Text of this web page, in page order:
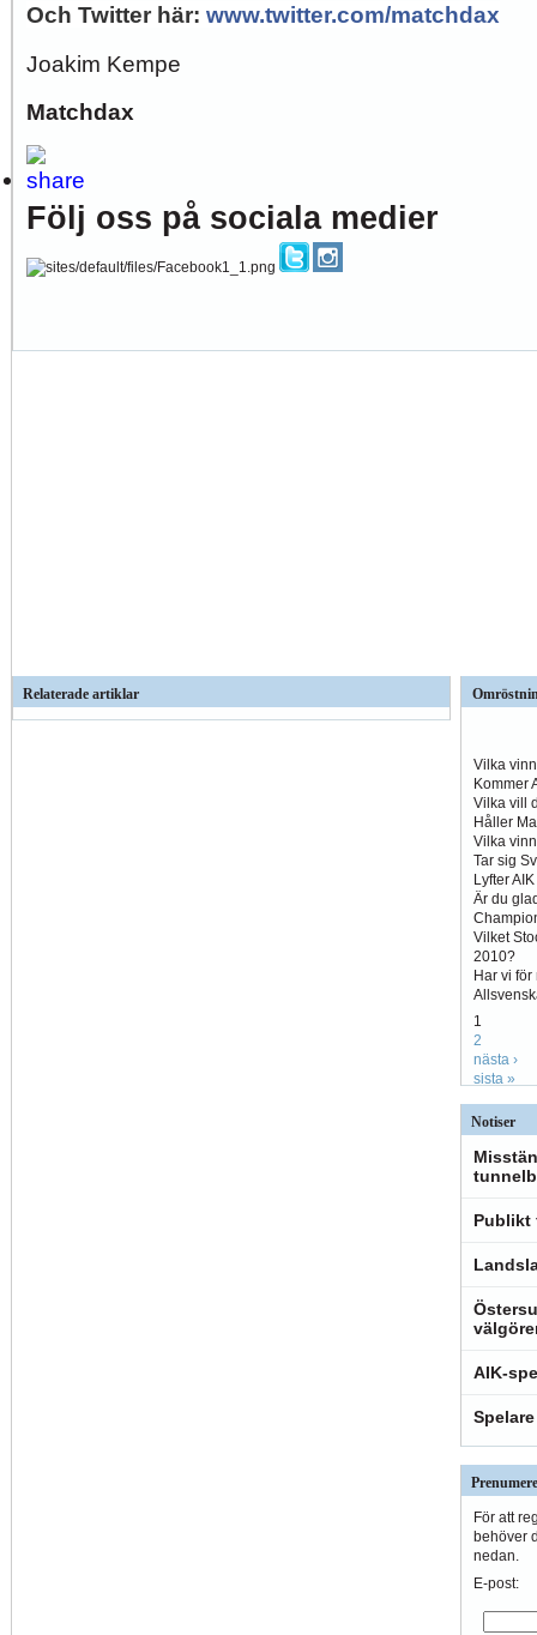
Och Twitter här: www.twitter.com/matchdax
Joakim Kempe
Matchdax
Följ oss på sociala medier
Relaterade artiklar
Vilka
Kommer
Vilka vill
Håller
Vilka
Tar sig
Lyfter
Är du
Vilket
2010?
Har vi
1
2
nästa ›
sista »
Notiser
Publikt
AIK-
För att
behöver
nedan.
E-post: